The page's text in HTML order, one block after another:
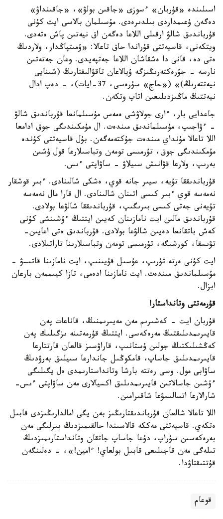
اسىلىندە «قۇربان» ءسوزى «جاقىن بولۋ»، «جاقىنداۋ»
دەگەن ۇعىمداردى بىلدىرەدى. مۇسىلمان بالاسى ايت كۇنى
قۇرباندىق شالۋ ارقىلى اللاعا دەگەن اق نيەتىن پاش ەتەدى.
ويتكەنى، قاسيەتتى قۇراندا حاق تاعالا: «ۇمىتپاڭدار، ولاردىڭ
ەتى دە، قانى دا ەشقاشان اللاعا جەتپەيدى. وعان جەتەتىن
نارسە - جۇرەكتەرىڭىزگە ۇيالاعان تاقۋالىقتارىڭ (شىنايى
نيەتتەرىڭ)» («حاج» سۇرەسى، 37-ايات)، - دەپ ادال
نيەتتىڭ ماڭىزدىلىعىن اتاپ وتكەن.
جاعدايى بار، ءارى جولاۋشى ەمەس مۇسىلمانعا قۇرباندىق شالۋ
- ءۋاجىپ، مۇسىلماندىق مىندەت. ال مۇمكىندىگى جوق ادامعا
اللا تاعالا مۇنداي مىندەت جۇكتەمەگەن. بۇل قاسيەتتى كۇندە
مۇمكىندىگى جوق، تۇرمىسى تومەن وتباسىلارعا قول ۇشىن
بەرىپ، ولارعا قۋانىش سىيلاۋ - ساۋاپتى ءىس.
قۇرباندىققا تۇيە، سيىر جانە قوي، ەشكى شالىنادى. ءبىر قوشقار
نەمەسە قوي ءبىر كىسى اتىنان شالىنادى. ال قارا مال نەمەسە
تۇيەنى جەتى كىسى بىرىگىپ، قۇرباندىققا شالۋعا بولادى.
قۇرباندىق مالىن ايت نامازىنان كەيىن ايتتىڭ ءۇشىنشى كۇنى
كەش باتقانعا دەيىن شالۋعا بولادى. قۇرباندىق ەتى اعايىن-
تۋىسقا، كورشىگە، تۇرمىسى تومەن وتباسىلارىنا تاراتىلادى.
ايت كۇنى ەرتە تۇرىپ، عۇسىل قۇيىنىپ، ايت نامازىنا قاتىسۋ -
مۇسىلماندىق مىندەت. ايت نامازىنا ادەمى، تازا كيىممەن بارعان
ابزال.
قۇرمەتتى وتانداستار!
قۇربان ايت - كەشىرىم مەن مەيىرىمنىڭ، قاناعات پەن
قايىرىمدىلىقتىڭ مەرەكەسى. ايتتىڭ قۇرمەتىنە ىزگىلىك پەن
كەڭشىلىكتىڭ جولىن ۇستانىپ، قاراۋسىز قالعان قارتتارعا
قايىرىمدىلىق جاساپ، قامكوڭىل جاندارعا سىيلىق بەرۋدىڭ
ساۋابى مول. وسى رەتتە بارشا وتانداستارىمدى ەل يگىلىگى
ءۇشىن جاسالاتىن قايىرىمدىلىق اكسيالارى مەن ساۋاپتى ءىس-
شارالارعا اتسالىسۋعا شاقىرامىن.
اللا تاعالا شالعان قۇرباندىقتارىڭىز بەن يگى امالدارىڭىزدى قابىل
ەتكەي. قاسيەتتى مەككە قالاسىندا حالقىمىزدىڭ بىرلىگى مەن
بەرەكەسىن سۇراپ، دۇعا جاساپ جاتقان وتانداستارىمىزدىڭ
تىلەگى مەن قاجىلىعى قابىل بولعاي! ءامين!»، - دەلىنگەن
قۇتتىقتاۋدا.
قوعام